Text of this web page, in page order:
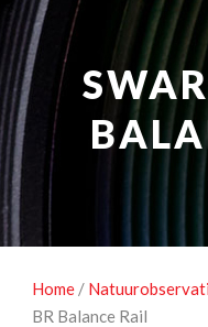
CAMERA’S OBJECTIEVEN
NATUUROBSERVATIE
STUDIOFOTOGRAFIE
Home /
BR Balance Rail